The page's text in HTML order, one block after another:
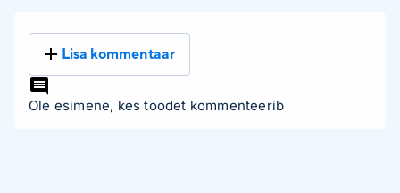
Lisa kommentaar
Ole esimene, kes toodet kommenteerib